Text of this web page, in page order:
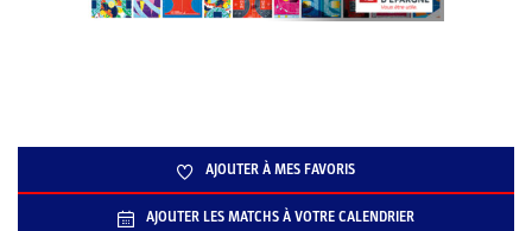
AJOUTER À MES FAVORIS
AJOUTER LES MATCHS À VOTRE CALENDRIER